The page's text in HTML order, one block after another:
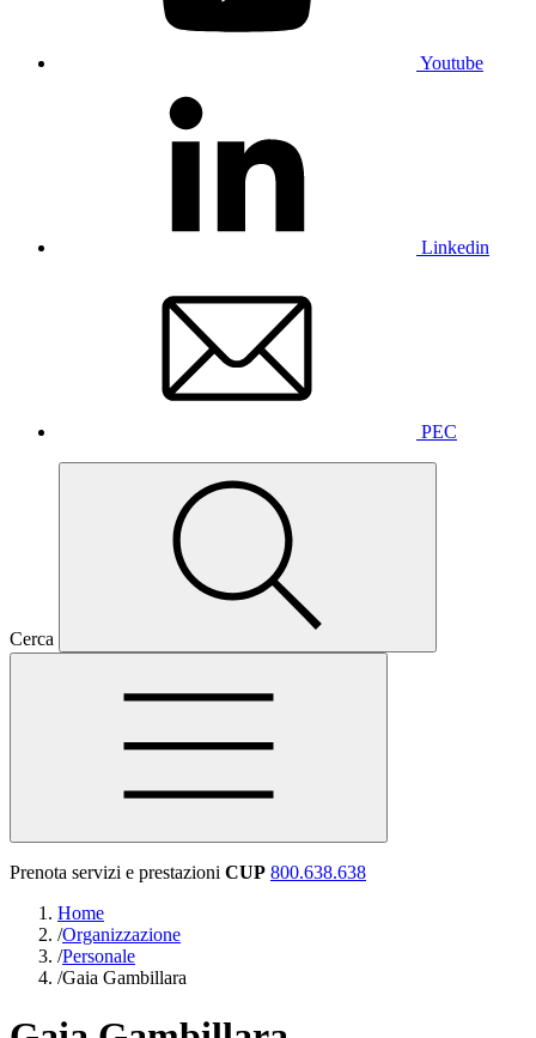
Youtube
Linkedin
PEC
Cerca
Prenota servizi e prestazioni CUP 800.638.638
Home
/Organizzazione
/Personale
/Gaia Gambillara